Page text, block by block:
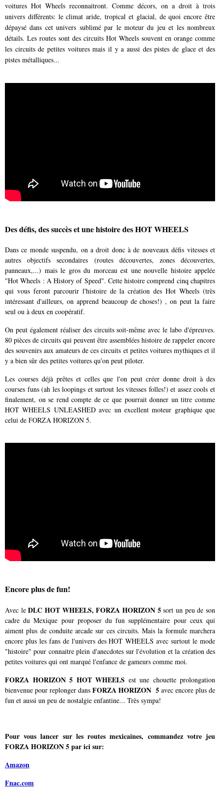
voitures Hot Wheels reconnaitront. Comme décors, on a droit à trois
univers différents: le climat aride, tropical et glacial, de quoi encore être
dépaysé dans cet univers sublimé par le moteur du jeu et les nombreux
détails. Les routes sont des circuits Hot Wheels souvent en orange comme
les circuits de petites voitures mais il y a aussi des pistes de glace et des
pistes métalliques...
Des défis, des succès et une histoire des HOT WHEELS
Dans ce monde suspendu, on a droit donc à de nouveaux défis vitesses et
autres objectifs secondaires (routes découvertes, zones découvertes,
panneaux,...) mais le gros du morceau est une nouvelle histoire appelée
"Hot Wheels : A History of Speed". Cette histoire comprend cinq chapitres
qui vous feront parcourir l'histoire de la création des Hot Wheels (très
intéressant d'ailleurs, on apprend beaucoup de choses!) , on peut la faire
seul ou à deux en coopératif.
On peut également réaliser des circuits soit-même avec le labo d'épreuves.
80 pièces de circuits qui peuvent être assemblées histoire de rappeler encore
des souvenirs aux amateurs de ces circuits et petites voitures mythiques et il
y a bien sûr des petites voitures qu'on peut piloter.
Les courses déjà prêtes et celles que l'on peut créer donne droit à des
courses funs (ah les loopings et surtout les vitesses folles!) et assez cools et
finalement, on se rend compte de ce que pourrait donner un titre comme
HOT WHEELS UNLEASHED avec un excellent moteur graphique que
celui de FORZA HORIZON 5.
Encore plus de fun!
Avec leDLC HOT WHEELS, FORZA HORIZON 5sort un peu de son
cadre du Mexique pour proposer du fun supplémentaire pour ceux qui
aiment plus de conduite arcade sur ces circuits. Mais la formule marchera
encore plus les fans de l'univers des HOT WHEELS avec surtout le mode
"histoire" pour connaitre plein d'anecdotes sur l'évolution et la création des
petites voitures qui ont marqué l'enfance de gameurs comme moi.
FORZA HORIZON 5 HOT WHEELS est une chouette prolongation
bienvenue pour replonger dans FORZA HORIZON 5 avec encore plus de
fun et aussi un peu de nostalgie enfantine... Très sympa!
Pour vous lancer sur les routes mexicaines, commandez votre jeu
FORZA HORIZON 5 par ici sur:
Amazon
Fnac.com